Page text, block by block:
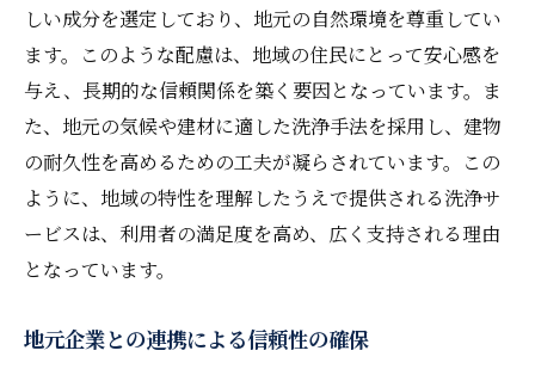
しい成分を選定しており、地元の自然環境を尊重してい
ます。このような配慮は、地域の住民にとって安心感を
与え、長期的な信頼関係を築く要因となっています。ま
た、地元の気候や建材に適した洗浄手法を採用し、建物
の耐久性を高めるための工夫が凝らされています。この
ように、地域の特性を理解したうえで提供される洗浄サ
ービスは、利用者の満足度を高め、広く支持される理由
となっています。
地元企業との連携による信頼性の確保